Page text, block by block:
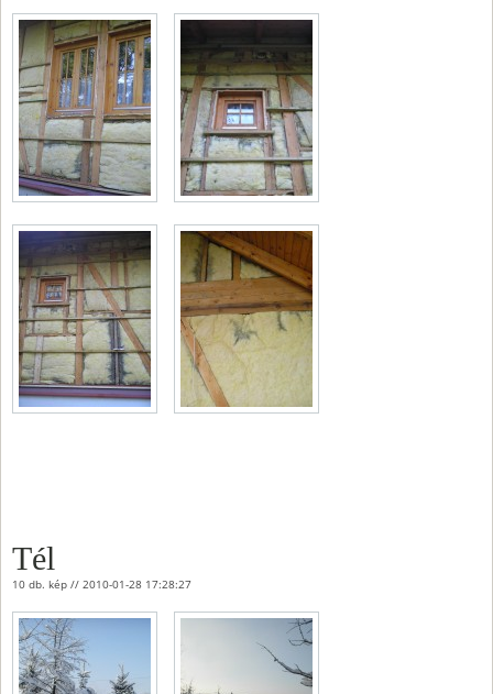
Tél
10 db. kép // 2010-01-28 17:28:27